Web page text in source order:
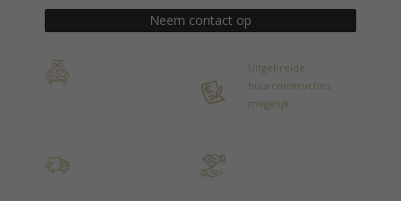
Neem contact op
Uitgebreide
huurconstructies
mogelijk